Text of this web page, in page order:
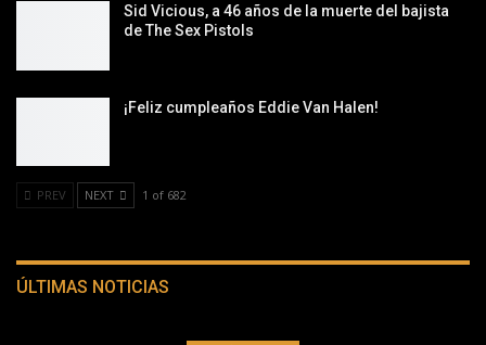
Sid Vicious, a 46 años de la muerte del bajista
de The Sex Pistols
¡Feliz cumpleaños Eddie Van Halen!
PREV NEXT 1 of 682
ÚLTIMAS NOTICIAS